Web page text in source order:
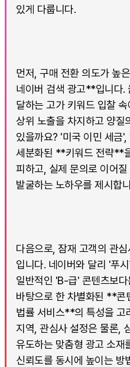
있게 다룹니다.
먼저, 구매 전환 의도가 높
네이버 검색 광고**입니다.
달하는 고가 키워드 입찰
상위 노출을 차지하고 양
있을까요? '미국 이민 세금
세분화된 **키워드 전략**
피하고, 실제 문의로 이어
발굴하는 노하우를 제시합
다음으로, 잠재 고객의 관
입니다. 네이버와 달리 '푸
일반적인 'B-급' 콘텐츠보
바탕으로 한 차별화된 **
법률 서비스**의 특성을
지역, 관심사 설정은 물론,
유도하는 맞춤형 광고 소재
신뢰도를 동시에 높이는 방